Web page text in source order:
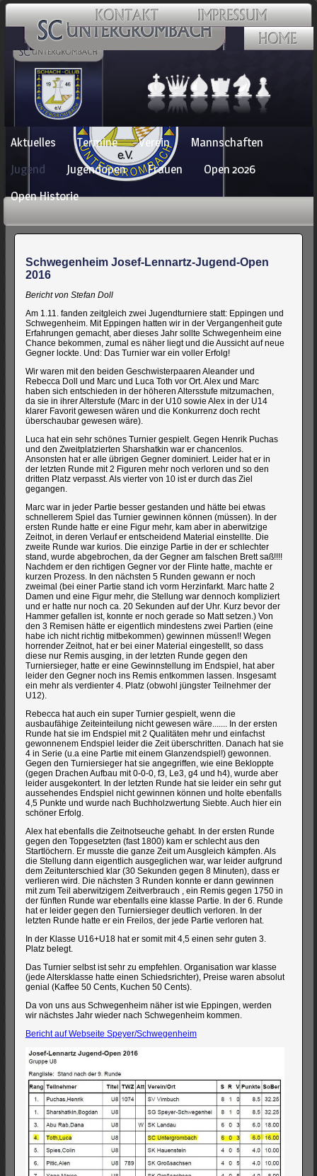
Navigation
überspringen
Aktuelles Termine Verein
Mannschaften
Jugend
Jugendopen Frauen
Open 2026
Open Historie
Schwegenheim Josef-Lennartz-Jugend-Open
2016
Bericht von Stefan Doll
Am 1.11. fanden zeitgleich zwei Jugendturniere statt: Eppingen und
Schwegenheim. Mit Eppingen hatten wir in der Vergangenheit gute
Erfahrungen gemacht, aber dieses Jahr sollte Schwegenheim eine
Chance bekommen, zumal es näher liegt und die Aussicht auf neue
Gegner lockte. Und: Das Turnier war ein voller Erfolg!
Wir waren mit den beiden Geschwisterpaaren Aleander und
Rebecca Doll und Marc und Luca Toth vor Ort. Alex und Marc
haben sich entschieden in der höheren Altersstufe mitzumachen,
da sie in ihrer Alterstufe (Marc in der U10 sowie Alex in der U14
klarer Favorit gewesen wären und die Konkurrenz doch recht
überschaubar gewesen wäre).
Luca hat ein sehr schönes Turnier gespielt. Gegen Henrik Puchas
und den Zweitplatzierten Sharshatkin war er chancenlos.
Ansonsten hat er alle übrigen Gegner dominiert. Leider hat er in
der letzten Runde mit 2 Figuren mehr noch verloren und so den
dritten Platz verpasst. Als vierter von 10 ist er durch das Ziel
gegangen.
Marc war in jeder Partie besser gestanden und hätte bei etwas
schnellerem Spiel das Turnier gewinnen können (müssen). In der
ersten Runde hatte er eine Figur mehr, kam aber in aberwitzige
Zeitnot, in deren Verlauf er entscheidend Material einstellte. Die
zweite Runde war kurios. Die einzige Partie in der er schlechter
stand, wurde abgebrochen, da der Gegner am falschen Brett saß!!!!
Nachdem er den richtigen Gegner vor der Flinte hatte, machte er
kurzen Prozess. In den nächsten 5 Runden gewann er noch
zweimal (bei einer Partie stand ich vorm Herzinfarkt. Marc hatte 2
Damen und eine Figur mehr, die Stellung war dennoch kompliziert
und er hatte nur noch ca. 20 Sekunden auf der Uhr. Kurz bevor der
Hammer gefallen ist, konnte er noch gerade so Matt setzen.) Von
den 3 Remisen hätte er eigentlich mindestens zwei Partien (eine
habe ich nicht richtig mitbekommen) gewinnen müssen!! Wegen
horrender Zeitnot, hat er bei einer Material eingestellt, so dass
diese nur Remis ausging, in der letzten Runde gegen den
Turniersieger, hatte er eine Gewinnstellung im Endspiel, hat aber
leider den Gegner noch ins Remis entkommen lassen. Insgesamt
ein mehr als verdienter 4. Platz (obwohl jüngster Teilnehmer der
U12).
Rebecca hat auch ein super Turnier gespielt, wenn die
ausbaufähige Zeiteinteilung nicht gewesen wäre....... In der ersten
Runde hat sie im Endspiel mit 2 Qualitäten mehr und einfachst
gewonnenem Endspiel leider die Zeit überschritten. Danach hat sie
4 in Serie (u.a eine Partie mit einem Glanzendspiel!) gewonnen.
Gegen den Turniersieger hat sie angegriffen, wie eine Bekloppte
(gegen Drachen Aufbau mit 0-0-0, f3, Le3, g4 und h4), wurde aber
leider ausgekontert. In der letzten Runde hat sie leider ein sehr gut
aussehendes Endspiel nicht gewinnen können und holte ebenfalls
4,5 Punkte und wurde nach Buchholzwertung Siebte. Auch hier ein
schöner Erfolg.
Alex hat ebenfalls die Zeitnotseuche gehabt. In der ersten Runde
gegen den Topgesetzten (fast 1800) kam er schlecht aus den
Startlöchern. Er musste die ganze Zeit um Ausgleich kämpfen. Als
die Stellung dann eigentlich ausgeglichen war, war leider aufgrund
dem Zeitunterschied klar (30 Sekunden gegen 8 Minuten), dass er
verlieren wird. Die nächsten 3 Runden konnte er dann gewinnen
mit zum Teil aberwitzigem Zeitverbrauch , ein Remis gegen 1750 in
der fünften Runde war ebenfalls eine klasse Partie. In der 6. Runde
hat er leider gegen den Turniersieger deutlich verloren. In der
letzten Runde hatte er ein Freilos, der jede Partie verloren hat.
In der Klasse U16+U18 hat er somit mit 4,5 einen sehr guten 3.
Platz belegt.
Das Turnier selbst ist sehr zu empfehlen. Organisation war klasse
(jede Altersklasse hatte einen Schiedsrichter), Preise waren absolut
genial (Kaffee 50 Cents, Kuchen 50 Cents).
Da von uns aus Schwegenheim näher ist wie Eppingen, werden
wir nächstes Jahr wieder nach Schwegenheim kommen.
Bericht auf Webseite Speyer/Schwegenheim